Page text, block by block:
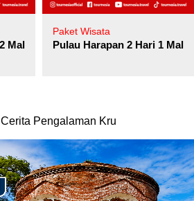
Malam
Paket Wisata
Pulau Harapan 2 Hari 1
Pengalaman Kru